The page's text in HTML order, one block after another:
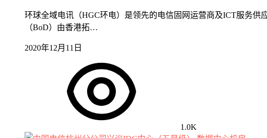
环球全域电讯（HGC环电）是领先的电信固网运营商及ICT服务
（BoD）由香港拓…
2020年12月11日
1.0K